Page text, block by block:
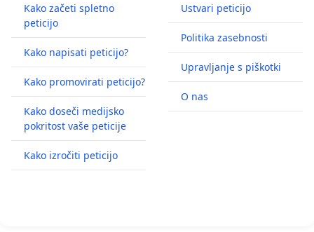
Kako začeti spletno
peticijo
Kako napisati peticijo?
Kako promovirati peticijo?
Kako doseči medijsko
pokritost vaše peticije
Kako izročiti peticijo
Ustvari peticijo
Politika zasebnosti
Upravljanje s piškotki
O nas